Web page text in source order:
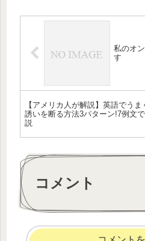
私のオ
す
【アメリカ人が解説】英語でうま
誘いを断る方法3パターン!7例文
説
コメント